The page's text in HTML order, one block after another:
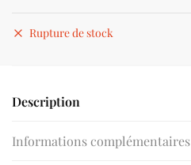
Rupture de stock
Description
Informations complémentaires